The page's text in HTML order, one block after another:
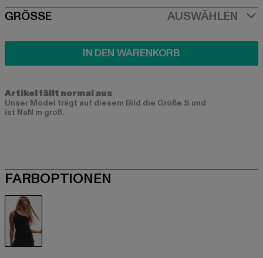
SIZE
GRÖSSE AUSWÄHLEN
IN DEN WARENKORB
Artikel fällt normal aus
Unser Model trägt auf diesem Bild die Größe S und
ist NaN m groß.
FARBOPTIONEN